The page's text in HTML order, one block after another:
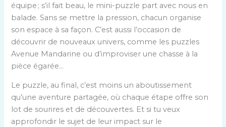
équipe ; s’il fait beau, le mini-puzzle part avec nous en
balade. Sans se mettre la pression, chacun organise
son espace à sa façon. C’est aussi l’occasion de
découvrir de nouveaux univers, comme les puzzles
Avenue Mandarine ou d’improviser une chasse à la
pièce égarée…
Le puzzle, au final, c’est moins un aboutissement
qu’une aventure partagée, où chaque étape offre son
lot de sourires et de découvertes. Et si tu veux
approfondir le sujet de leur impact sur le